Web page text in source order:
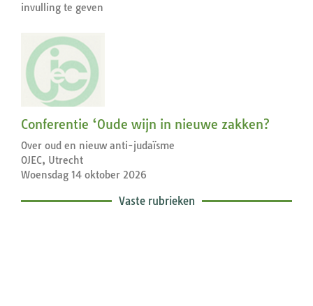
invulling te geven
Conferentie ‘Oude wijn in nieuwe zakken?
Over oud en nieuw anti-judaïsme
OJEC, Utrecht
Woensdag 14 oktober 2026
Vaste rubrieken